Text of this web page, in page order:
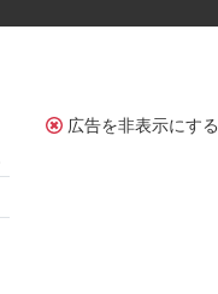
広告を非表示にする